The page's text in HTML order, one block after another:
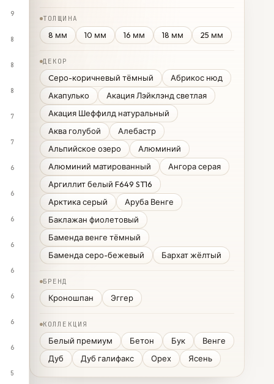
9
8
8
8
7
7
6
6
6
6
6
6
6
6
5
ТОЛЩИНА
8 мм 10 мм 16 мм 18 мм 25 мм
ДЕКОР
Cеро-коричневый тёмный
Абрикос нюд
Акапулько
Акация Лэйклэнд светлая
Акация Шеффилд натуральный
Аква голубой
Алебастр
Альпийское озеро
Алюминий
Алюминий матированный
Ангора серая
Аргиллит белый F649 ST16
Арктика серый
Аруба Венге
Баклажан фиолетовый
Баменда венге тёмный
Баменда серо-бежевый
Бархат жёлтый
БРЕНД
Кроношпан Эггер
КОЛЛЕКЦИЯ
Белый премиум Бетон Бук
Венге
Дуб
Дуб галифакс Орех Ясень